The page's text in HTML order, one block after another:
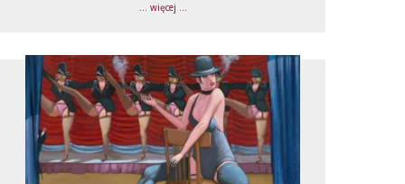
... więcej ...